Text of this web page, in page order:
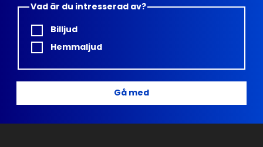
Vad är du intresserad av?
Billjud
Hemmaljud
Gå med